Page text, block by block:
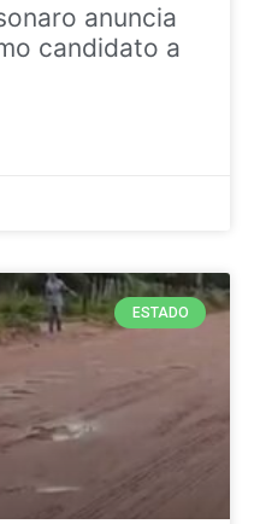
anuncia
candidato a
ESTADO